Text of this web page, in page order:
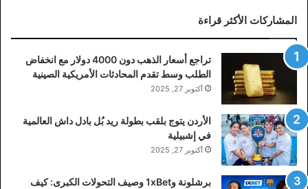
المشاركات الأكثر قراءة
تراجع أسعار الذهب دون 4000 دولار مع انخفاض
الطلب وسط تقدم المحادثات الأمريكية الصينية
أكتوبر 27, 2025
الأردن يتوج بلقب بطولة ريد بُل بادل داش العالمية
في إشبيلية
أكتوبر 27, 2025
برشلونة و1xBet وصيف التحولات الكبرى: كيف